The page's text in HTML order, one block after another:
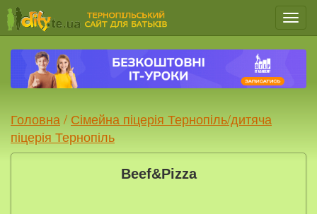
Меню
Головна / Сімейна піцерія Тернопіль/дитяча
піцерія Тернопіль
Beef&Pizza